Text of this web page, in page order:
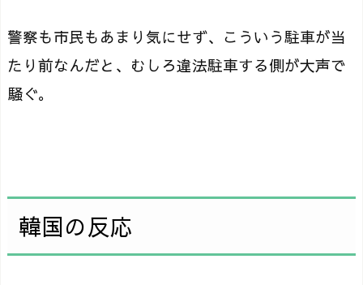
警察も市民もあまり気にせず、こういう駐車が当
たり前なんだと、むしろ違法駐車する側が大声で
騒ぐ。
韓国の反応